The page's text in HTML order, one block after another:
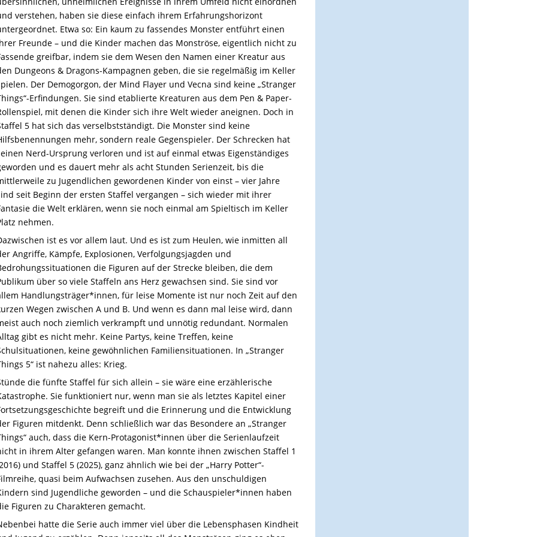
verstehen, haben sie diese einfach ihrem Erfahrungshorizont
Etwa so: Ein kaum zu fassendes Monster entführt einen
Freunde – und die Kinder machen das Monströse, eigentlich nicht zu
greifbar, indem sie dem Wesen den Namen einer Kreatur aus
Dungeons & Dragons-Kampagnen geben, die sie regelmäßig im Keller
Der Demogorgon, der Mind Flayer und Vecna sind keine „Stranger
Erfindungen. Sie sind etablierte Kreaturen aus dem Pen & Paper-
mit denen die Kinder sich ihre Welt wieder aneignen. Doch in
5 hat sich das verselbstständigt. Die Monster sind keine
mehr, sondern reale Gegenspieler. Der Schrecken hat
Nerd-Ursprung verloren und ist auf einmal etwas Eigenständiges
und es dauert mehr als acht Stunden Serienzeit, bis die
zu Jugendlichen gewordenen Kinder von einst – vier Jahre
seit Beginn der ersten Staffel vergangen – sich wieder mit ihrer
die Welt erklären, wenn sie noch einmal am Spieltisch im Keller
nehmen.
ist es vor allem laut. Und es ist zum Heulen, wie inmitten all
Angriffe, Kämpfe, Explosionen, Verfolgungsjagden und
die Figuren auf der Strecke bleiben, die dem
über so viele Staffeln ans Herz gewachsen sind. Sie sind vor
Handlungsträger*innen, für leise Momente ist nur noch Zeit auf den
Wegen zwischen A und B. Und wenn es dann mal leise wird, dann
auch noch ziemlich verkrampft und unnötig redundant. Normalen
gibt es nicht mehr. Keine Partys, keine Treffen, keine
keine gewöhnlichen Familiensituationen. In „Stranger
5“ ist nahezu alles: Krieg.
die fünfte Staffel für sich allein – sie wäre eine erzählerische
Sie funktioniert nur, wenn man sie als letztes Kapitel einer
begreift und die Erinnerung und die Entwicklung
Figuren mitdenkt. Denn schließlich war das Besondere an „Stranger
auch, dass die Kern-Protagonist*innen über die Serienlaufzeit
in ihrem Alter gefangen waren. Man konnte ihnen zwischen Staffel 1
und Staffel 5 (2025), ganz ähnlich wie bei der „Harry Potter“-
quasi beim Aufwachsen zusehen. Aus den unschuldigen
sind Jugendliche geworden – und die Schauspieler*innen haben
Figuren zu Charakteren gemacht.
hatte die Serie auch immer viel über die Lebensphasen Kindheit